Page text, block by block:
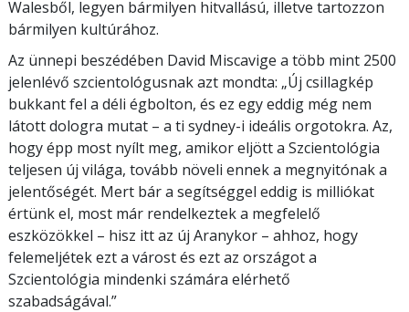
Walesből, legyen bármilyen hitvallású, illetve tartozzon
bármilyen kultúrához.
Az ünnepi beszédében David Miscavige a több mint 2500
jelenlévő szcientológusnak azt mondta: „Új csillagkép
bukkant fel a déli égbolton, és ez egy eddig még nem
látott dologra mutat – a ti sydney-i ideális orgotokra. Az,
hogy épp most nyílt meg, amikor eljött a Szcientológia
teljesen új világa, tovább növeli ennek a megnyitónak a
jelentőségét. Mert bár a segítséggel eddig is milliókat
értünk el, most már rendelkeztek a megfelelő
eszközökkel – hisz itt az új Aranykor – ahhoz, hogy
felemeljétek ezt a várost és ezt az országot a
Szcientológia mindenki számára elérhető
szabadságával.”